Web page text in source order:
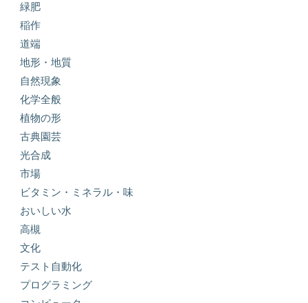
緑肥
稲作
道端
地形・地質
自然現象
化学全般
植物の形
古典園芸
光合成
市場
ビタミン・ミネラル・味
おいしい水
高槻
文化
テスト自動化
プログラミング